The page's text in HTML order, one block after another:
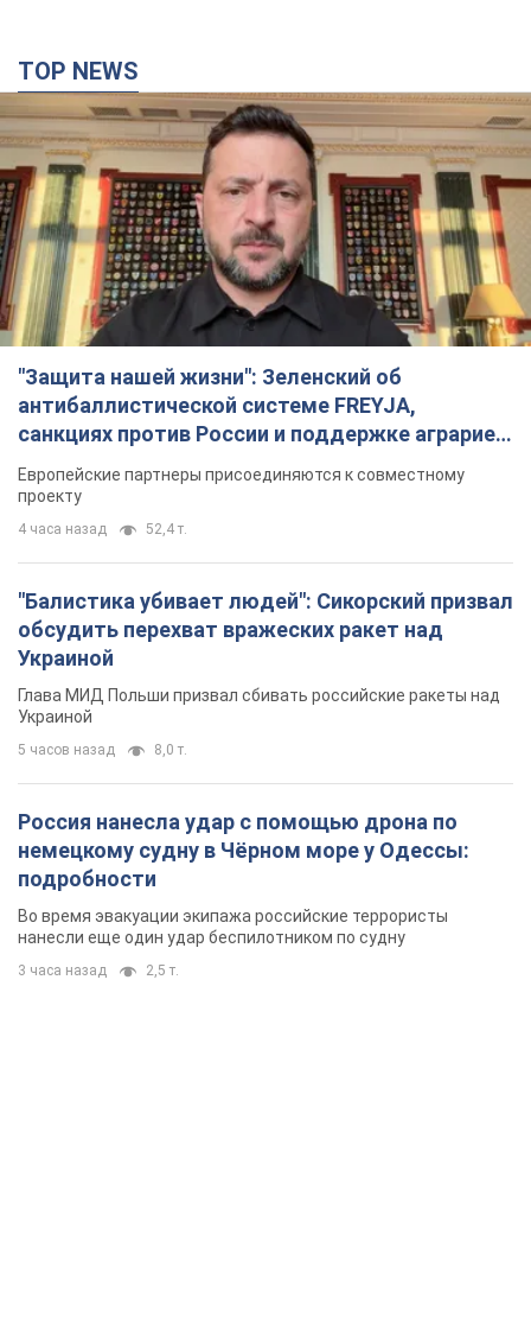
TOP NEWS
"Защита нашей жизни": Зеленский об
антибаллистической системе FREYJA,
санкциях против России и поддержке аграриев.
Видео
Европейские партнеры присоединяются к совместному
проекту
4 часа назад 52,4 т.
"Балистика убивает людей": Сикорский призвал
обсудить перехват вражеских ракет над
Украиной
Глава МИД Польши призвал сбивать российские ракеты над
Украиной
5 часов назад 8,0 т.
Россия нанесла удар с помощью дрона по
немецкому судну в Чёрном море у Одессы:
подробности
Во время эвакуации экипажа российские террористы
нанесли еще один удар беспилотником по судну
3 часа назад 2,5 т.